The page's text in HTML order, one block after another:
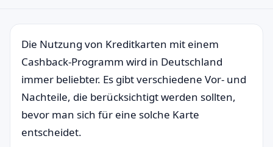
Neugier
Die Nutzung von Kreditkarten mit einem
Cashback-Programm wird in Deutschland
immer beliebter. Es gibt verschiedene Vor- und
Nachteile, die berücksichtigt werden sollten,
bevor man sich für eine solche Karte
entscheidet.